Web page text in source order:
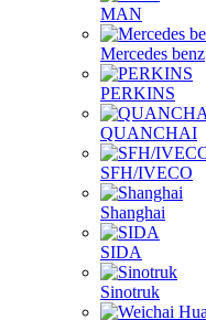
MAN
Mercedes benz
PERKINS
QUANCHAI
SFH/IVECO
Shanghai
SIDA
Sinotruk